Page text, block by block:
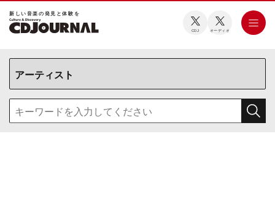
新しい⾳楽の発⾒と体験を
CDJ オーディオ